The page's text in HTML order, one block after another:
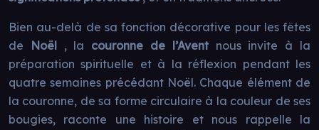
Bien au-delà de sa fonction décorative pour les fêtes
de
Noël , la couronne de l’Avent nous invite à la
préparation spirituelle et à la réflexion pendant les
quatre semaines précédant Noël. Chaque élément de
la couronne, de sa forme circulaire à la couleur de ses
bougies, raconte une histoire et nous rappelle la